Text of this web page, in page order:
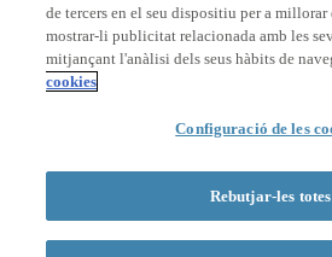
Acreditacions
© 2026 La Salle Campus Barcelona -
Formulari de cerca
de tercers en el seu dispositiu per a millorar
mostrar-li publicitat relacionada amb les
mitjançant l'anàlisi dels seus hàbits de
cookies
Configuració de les
Rebutjar-les totes